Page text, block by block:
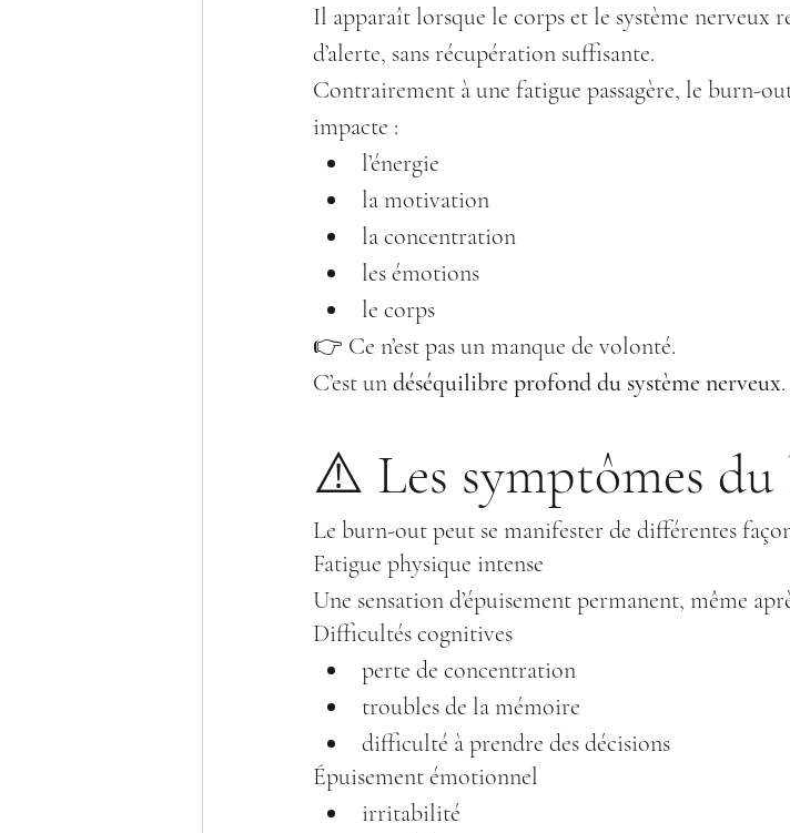
Il apparaît lorsque le corps et le système nerveux
d’alerte, sans récupération suffisante.
Contrairement à une fatigue passagère, le burn-
impacte :
l’énergie
la motivation
la concentration
les émotions
le corps
👉 Ce n’est pas un manque de volonté.
C’est un déséquilibre profond du système nerveux.
⚠️ Les symptômes
Le burn-out peut se manifester de différentes
Fatigue physique intense
Une sensation d’épuisement permanent, même
Difficultés cognitives
perte de concentration
troubles de la mémoire
difficulté à prendre des décisions
Épuisement émotionnel
irritabilité